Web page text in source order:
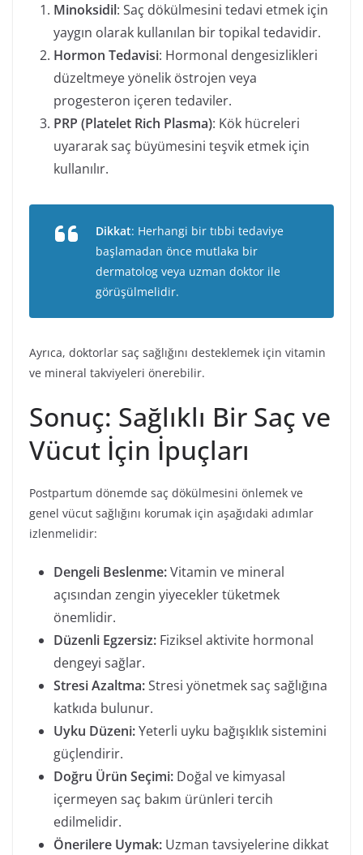
Minoksidil: Saç dökülmesini tedavi etmek için
yaygın olarak kullanılan bir topikal tedavidir.
Hormon Tedavisi: Hormonal dengesizlikleri
düzeltmeye yönelik östrojen veya
progesteron içeren tedaviler.
PRP (Platelet Rich Plasma): Kök hücreleri
uyararak saç büyümesini teşvik etmek için
kullanılır.
Dikkat: Herhangi bir tıbbi tedaviye
başlamadan önce mutlaka bir
dermatolog veya uzman doktor ile
görüşülmelidir.
Ayrıca, doktorlar saç sağlığını desteklemek için vitamin
ve mineral takviyeleri önerebilir.
Sonuç: Sağlıklı Bir Saç ve
Vücut İçin İpuçları
Postpartum dönemde saç dökülmesini önlemek ve
genel vücut sağlığını korumak için aşağıdaki adımlar
izlenmelidir:
Dengeli Beslenme:Vitamin ve mineral
açısından zengin yiyecekler tüketmek
önemlidir.
Düzenli Egzersiz: Fiziksel aktivite hormonal
dengeyi sağlar.
Stresi Azaltma:Stresi yönetmek saç sağlığına
katkıda bulunur.
Uyku Düzeni:Yeterli uyku bağışıklık sistemini
güçlendirir.
Doğru Ürün Seçimi: Doğal ve kimyasal
içermeyen saç bakım ürünleri tercih
edilmelidir.
Önerilere Uymak: Uzman tavsiyelerine dikkat